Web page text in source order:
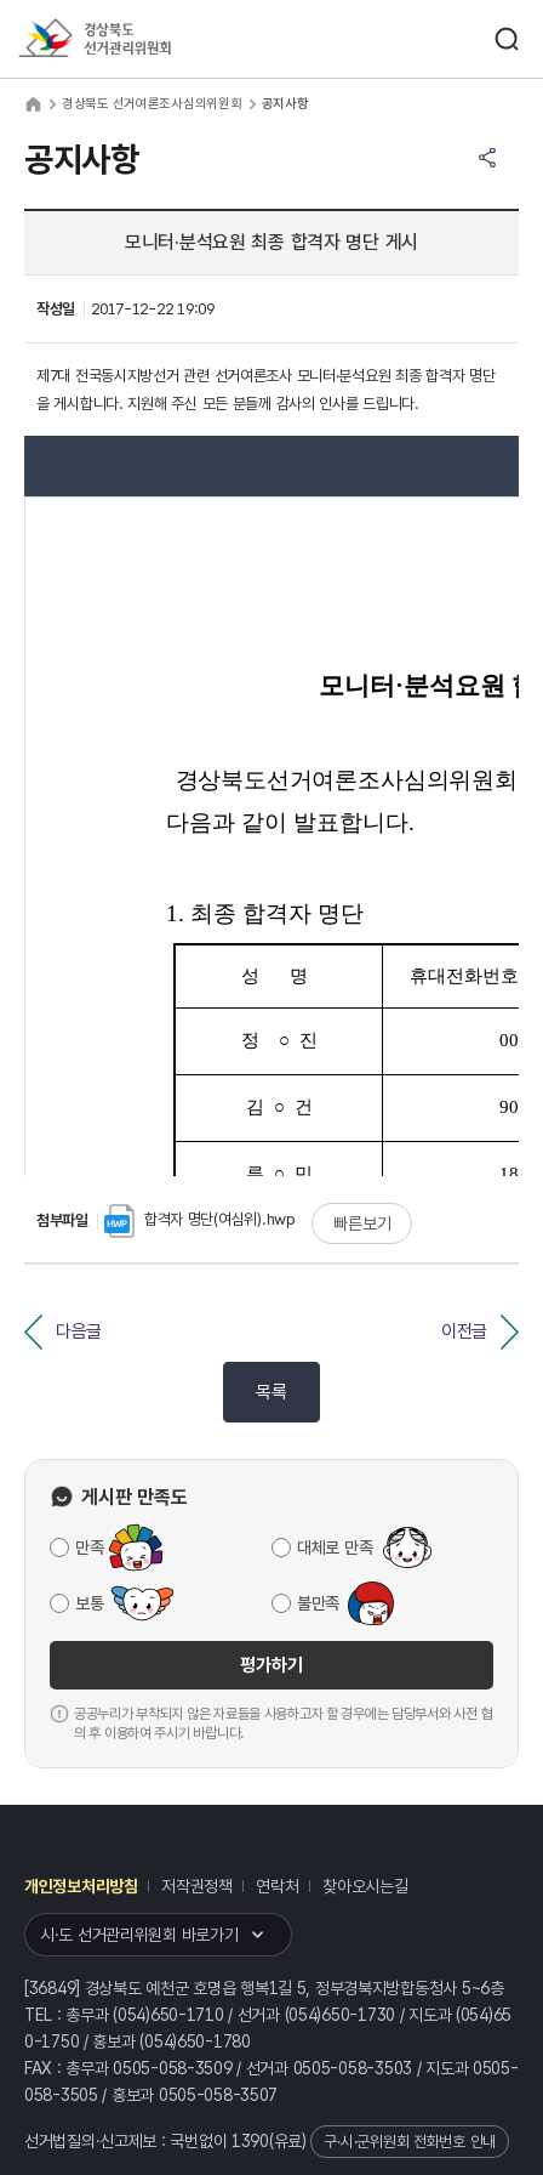
경상북도 선거여론조사심의위원회 공지사항
공지사항
모니터·분석요원 최종 합격자 명단 게시
작성일 2017-12-22 19:09
제7대 전국동시지방선거 관련 선거여론조사 모니터·분석요원 최종 합격자 명단
을 게시합니다. 지원해 주신 모든 분들께 감사의 인사를 드립니다.
첨부파일 합격자 명단(여심위).hwp 빠른보기
다음글 이전글
목록
게시판 만족도
만족 대체로 만족
보통 불만족
평가하기
공공누리가 부착되지 않은 자료들을 사용하고자 할 경우에는 담당부서와 사전 협
의 후 이용하여 주시기 바랍니다.
개인정보처리방침 저작권정책 연락처 찾아오시는길
시·도 선거관리위원회 바로가기
[36849] 경상북도 예천군 호명읍 행복1길 5, 정부경북지방합동청사 5~6층
TEL : 총무과 (054)650-1710 / 선거과 (054)650-1730 / 지도과 (054)65
0-1750 / 홍보과 (054)650-1780
FAX : 총무과 0505-058-3509 / 선거과 0505-058-3503 / 지도과 0505-
058-3505 / 홍보과 0505-058-3507
선거법질의·신고제보 : 국번없이 1390(유료) 구·시·군위원회 전화번호 안내